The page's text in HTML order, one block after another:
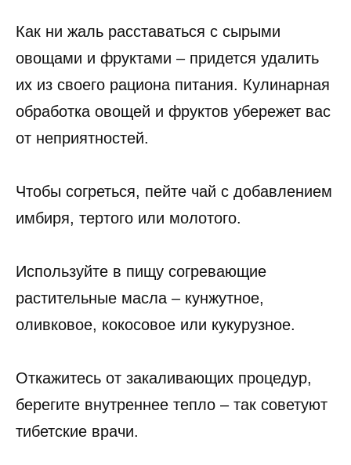
Как ни жаль расставаться с сырыми
овощами и фруктами – придется удалить
их из своего рациона питания. Кулинарная
обработка овощей и фруктов убережет вас
от неприятностей.
Чтобы согреться, пейте чай с добавлением
имбиря, тертого или молотого.
Используйте в пищу согревающие
растительные масла – кунжутное,
оливковое, кокосовое или кукурузное.
Откажитесь от закаливающих процедур,
берегите внутреннее тепло – так советуют
тибетские врачи.